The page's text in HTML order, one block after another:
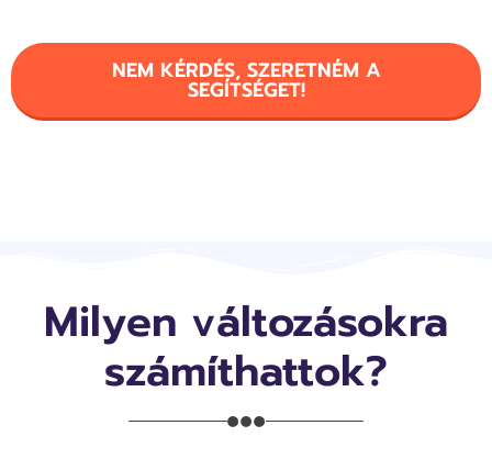
NEM KÉRDÉS, SZERETNÉM A
SEGÍTSÉGET!
Milyen változásokra
számíthattok?